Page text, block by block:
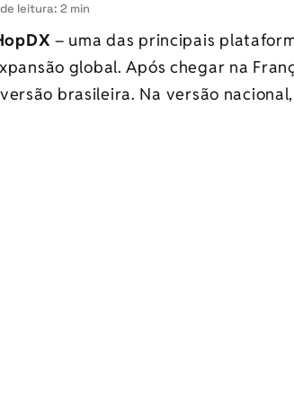
leitura: 2 min
– uma das principais
global. Após chegar na
brasileira. Na versão